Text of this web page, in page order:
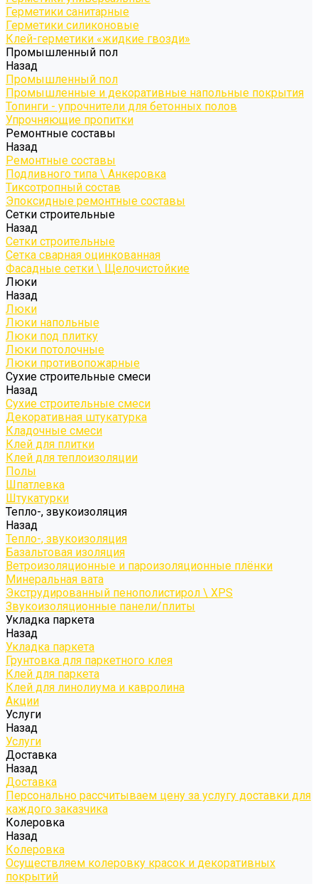
Герметики санитарные
Герметики силиконовые
Клей-герметики «жидкие гвозди»
Промышленный пол
Назад
Промышленный пол
Промышленные и декоративные напольные покрытия
Топинги - упрочнители для бетонных полов
Упрочняющие пропитки
Ремонтные составы
Назад
Ремонтные составы
Подливного типа \ Анкеровка
Тиксотропный состав
Эпоксидные ремонтные составы
Сетки строительные
Назад
Сетки строительные
Сетка сварная оцинкованная
Фасадные сетки \ Щелочистойкие
Люки
Назад
Люки
Люки напольные
Люки под плитку
Люки потолочные
Люки противопожарные
Сухие строительные смеси
Назад
Сухие строительные смеси
Декоративная штукатурка
Кладочные смеси
Клей для плитки
Клей для теплоизоляции
Полы
Шпатлевка
Штукатурки
Тепло-, звукоизоляция
Назад
Тепло-, звукоизоляция
Базальтовая изоляция
Ветроизоляционные и пароизоляционные плёнки
Минеральная вата
Экструдированный пенополистирол \ XPS
Звукоизоляционные панели/плиты
Укладка паркета
Назад
Укладка паркета
Грунтовка для паркетного клея
Клей для паркета
Клей для линолиума и кавролина
Акции
Услуги
Назад
Услуги
Доставка
Назад
Доставка
Персонально рассчитываем цену за услугу доставки для
каждого заказчика
Колеровка
Назад
Колеровка
Осуществляем колеровку красок и декоративных
покрытий